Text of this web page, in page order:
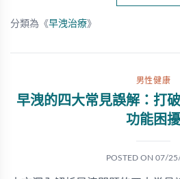
分類為《早洩治療》
男性健康
早洩的四大常見誤解：打
功能困擾
POSTED ON 07/